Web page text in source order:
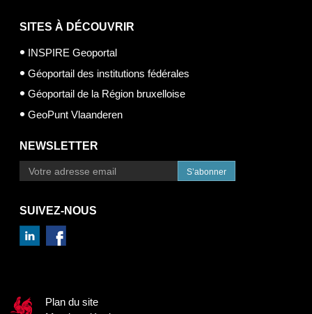
SITES À DÉCOUVRIR
INSPIRE Geoportal
Géoportail des institutions fédérales
Géoportail de la Région bruxelloise
GeoPunt Vlaanderen
NEWSLETTER
S’abonner
SUIVEZ-NOUS
Plan du site